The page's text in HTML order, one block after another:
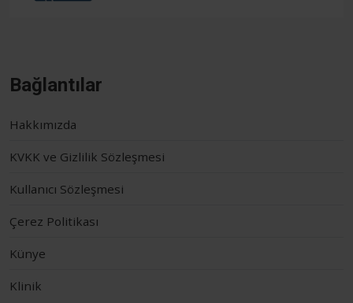
Bağlantılar
Hakkımızda
KVKK ve Gizlilik Sözleşmesi
Kullanıcı Sözleşmesi
Çerez Politikası
Künye
Klinik